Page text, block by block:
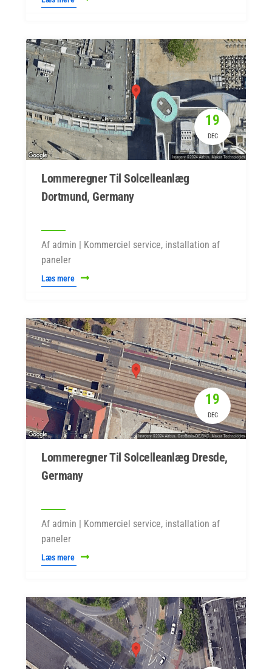
19
DEC
Lommeregner Til Solcelleanlæg
Dortmund, Germany
Af admin | Kommerciel service, installation af
paneler
Læs mere
19
DEC
Lommeregner Til Solcelleanlæg Dresde,
Germany
Af admin | Kommerciel service, installation af
paneler
Læs mere